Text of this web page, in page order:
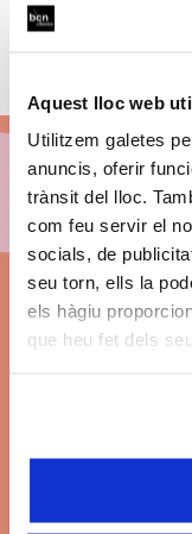
Aquest lloc web
Utilitzem galetes
anuncis, oferir
trànsit del lloc.
com feu servir el
socials, de
seu torn, ells la
els hàgiu
que heu fet dels
Descuentosen
Modalidades de